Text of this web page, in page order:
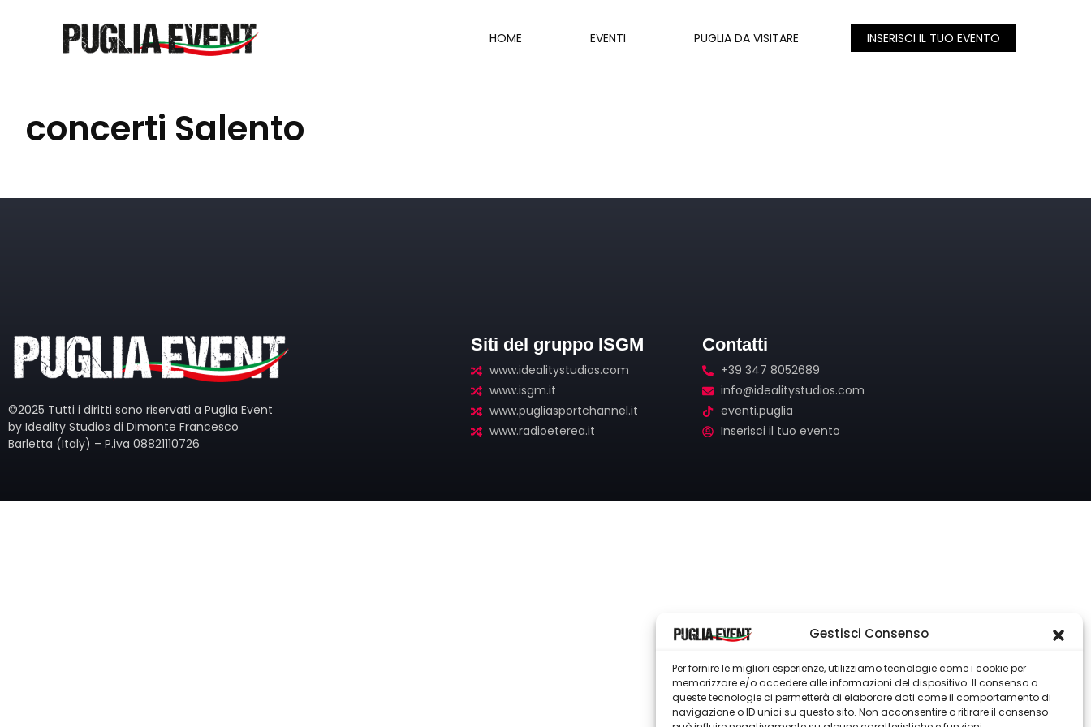
Gestisci Consenso
Per fornire le migliori esperienze, utilizziamo tecnologie come i cookie per
memorizzare e/o accedere alle informazioni del dispositivo. Il consenso a
queste tecnologie ci permetterà di elaborare dati come il comportamento di
navigazione o ID unici su questo sito. Non acconsentire o ritirare il consenso
HOME EVENTI PUGLIA DA VISITARE INSERISCI IL TUO EVENTO
concerti Salento
©2025 Tutti i diritti sono riservati a Puglia Event
by Ideality Studios di Dimonte Francesco
Barletta (Italy) – P.iva 08821110726
Siti del gruppo ISGM
www.idealitystudios.com
www.isgm.it
www.pugliasportchannel.it
www.radioeterea.it
Contatti
+39 347 8052689
info@idealitystudios.com
eventi.puglia
Inserisci il tuo evento